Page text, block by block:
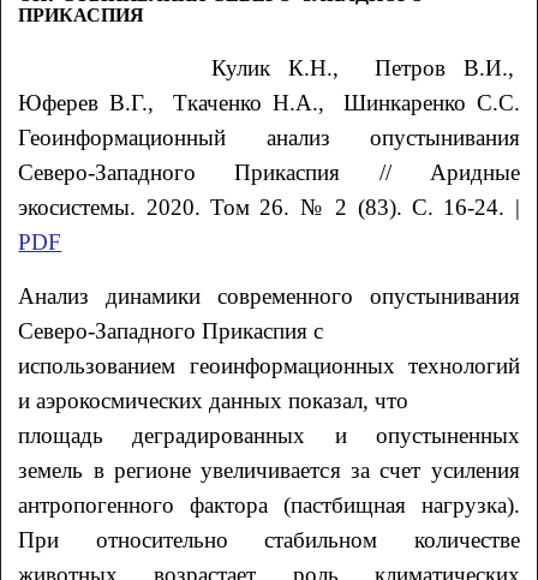
ПРИКАСПИЯ
Кулик К.Н., Петров В.И.,
Юферев В.Г., Ткаченко Н.А., Шинкаренко С.С.
Геоинформационный анализ опустынивания
Северо-Западного Прикаспия // Аридные
экосистемы. 2020. Том 26. № 2 (83). С. 16-24. |
PDF
Анализ динамики современного опустынивания
Северо-Западного Прикаспия с
использованием геоинформационных технологий
и аэрокосмических данных показал, что
площадь деградированных и опустыненных
земель в регионе увеличивается за счет усиления
антропогенного фактора (пастбищная нагрузка).
При относительно стабильном количестве
животных возрастает роль климатических